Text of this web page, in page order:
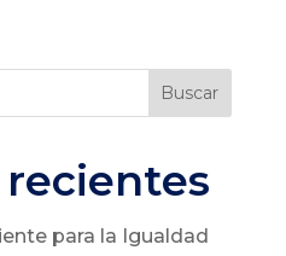
Buscar
para la Igualdad